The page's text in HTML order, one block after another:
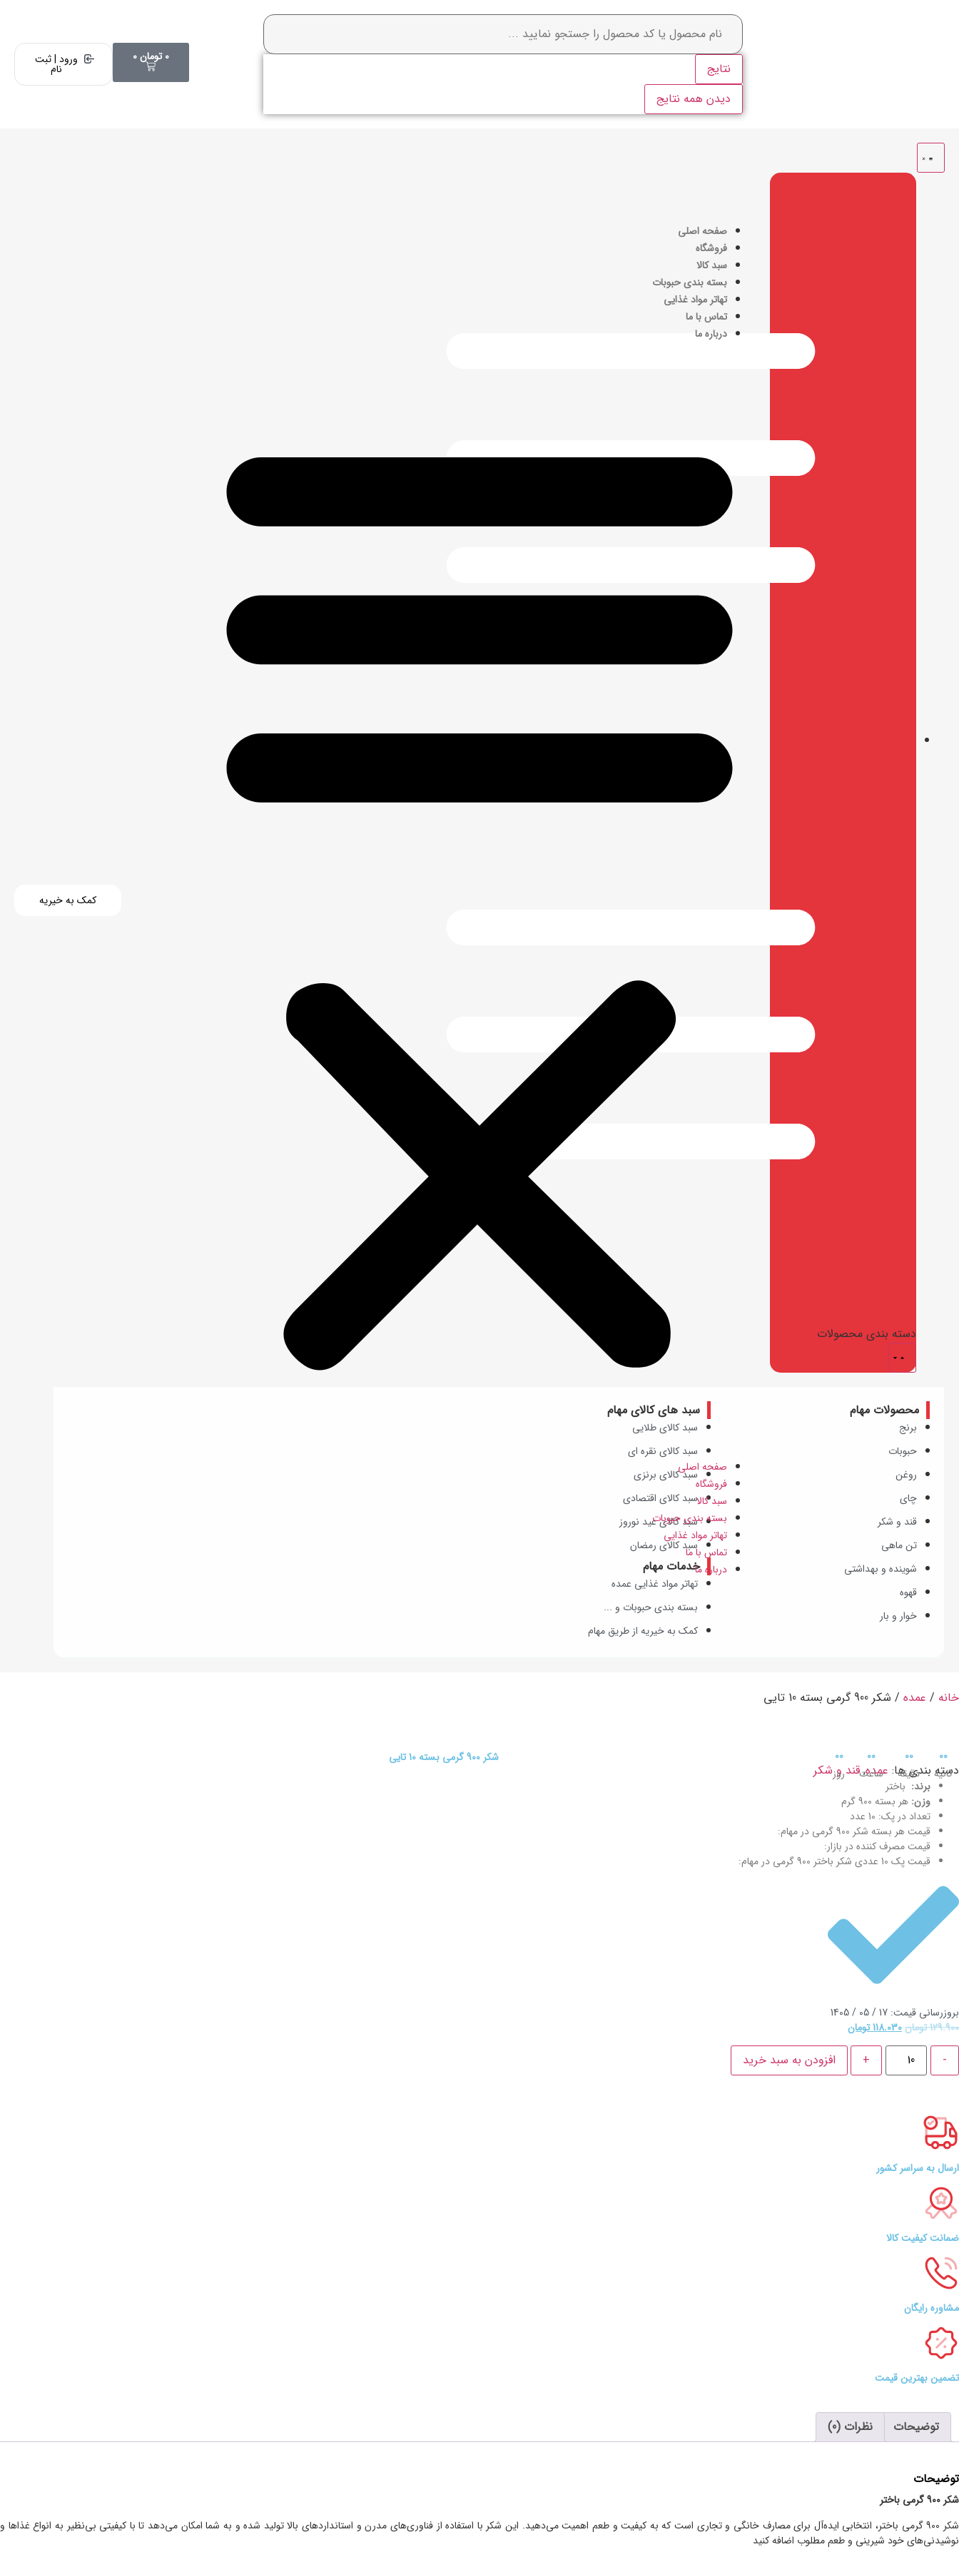
نتایج
دیدن همه نتایج
0 تومان0 ورود | ثبت
نام
دسته بندی محصولات
محصولات مهام
برنج
حبوبات
روغن
چای
قند و شکر
تن ماهی
شوینده و بهداشتی
قهوه
خوار و بار
سبد های کالای مهام
سبد کالای طلایی
سبد کالای نقره ای
سبد کالای برنزی
سبد کالای اقتصادی
سبد کالای عید نوروز
سبد کالای رمضان
خدمات مهام
تهاتر مواد غذایی عمده
بسته بندی حبوبات و ...
کمک به خیریه از طریق مهام
صفحه اصلی
فروشگاه
سبد کالا
بسته بندی حبوبات
تهاتر مواد غذایی
تماس با ما
درباره ما
صفحه اصلی
فروشگاه
سبد کالا
بسته بندی حبوبات
تهاتر مواد غذایی
تماس با ما
درباره ما
کمک به خیریه
خانه / عمده / شکر 900 گرمی بسته 10 تایی
00
روز
00
ساعت
00
دقیقه
00
ثانیه
شکر 900 گرمی بسته 10 تایی
دسته بندی ها: عمده,قند و شکر
برند: باختر
وزن: هر بسته 900 گرم
تعداد در پک: 10 عدد
قیمت هر بسته شکر 900 گرمی در مهام:
قیمت مصرف کننده در بازار:
قیمت پک 10 عددی شکر باختر 900 گرمی در مهام:
بروزرسانی قیمت: 17 / 05 / 1405
129.900تومان118.030تومان
-
+ افزودن به سبد خرید
ارسال به سراسر کشور
ضمانت کیفیت کالا
مشاوره رایگان
تضمین بهترین قیمت
توضیحات نظرات (0)
توضیحات
شکر 900 گرمی باختر
شکر 900 گرمی باختر، انتخابی ایده‌آل برای مصارف خانگی و تجاری است که به کیفیت و طعم اهمیت می‌دهید. این شکر با استفاده از فناوری‌های مدرن و استانداردهای بالا تولید شده و به شما امکان می‌دهد تا با کیفیتی بی‌نظیر به انواع غذاها و
نوشیدنی‌های خود شیرینی و طعم مطلوب اضافه کنید